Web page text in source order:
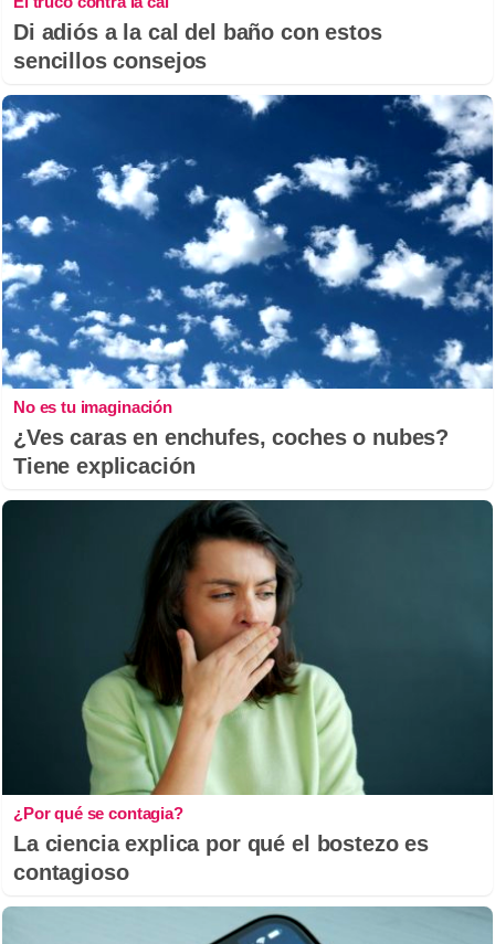
Di adiós a la cal del baño con estos
sencillos consejos
No es tu imaginación
¿Ves caras en enchufes, coches o nubes?
Tiene explicación
¿Por qué se contagia?
La ciencia explica por qué el bostezo es
contagioso